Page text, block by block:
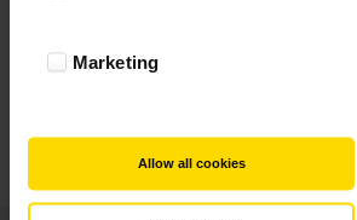
Marketing
Allow all cookies
Najbardziej pomocne oceny, które